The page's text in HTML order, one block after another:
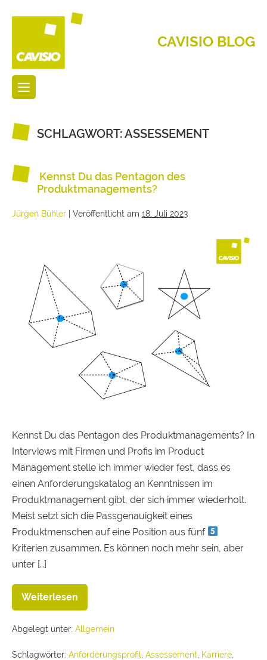
CAVISIO BLOG
SCHLAGWORT:ASSESSEMENT
Kennst Du das Pentagon des
Produktmanagements?
Jürgen Bühler Veröffentlicht am 18. Juli 2023
Kennst Du das Pentagon des Produktmanagements? In
Interviews mit Firmen und Profis im Product
Management stelle ich immer wieder fest, dass es
einen Anforderungskatalog an Kenntnissen im
Produktmanagement gibt, der sich immer wiederholt.
Meist setzt sich die Passgenauigkeit eines
Produktmenschen auf eine Position aus fünf
Kriterien zusammen. Es können noch mehr sein, aber
unter […]
Weiterlesen
Abgelegt unter: Allgemein
Schlagwörter: Anforderungsprofil Assessement Karriere